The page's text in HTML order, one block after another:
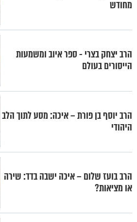
מחודש
הרב יצחק בצרי - ספר איוב ומשמעות
הייסורים בעולם
הרב יוסף בן פורת – איכה: מסע לתוך הלב
היהודי
הרב בועז שלום – איכה ישבה בדד: שירה
או מציאות?